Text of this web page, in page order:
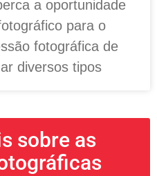
a oportunidade
para o
fotográfica de
diversos tipos
sobre as